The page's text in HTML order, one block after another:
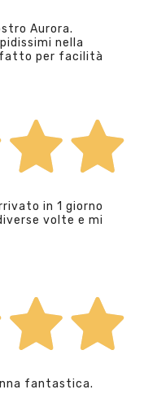
Aurora.
nella
per facilità
in 1 giorno
volte e mi
fantastica.